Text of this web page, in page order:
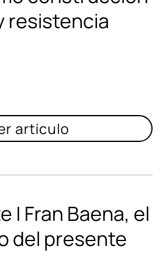
resistencia
| Fran Baena, el
del presente